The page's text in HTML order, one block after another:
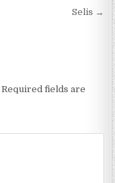
Selis →
Required fields are